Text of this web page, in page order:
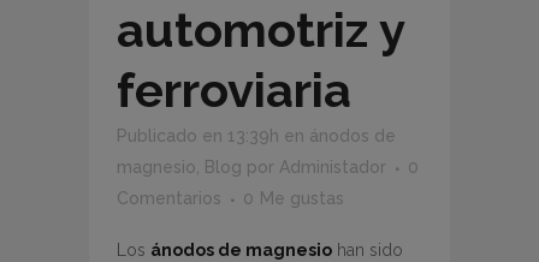
automotriz y
ferroviaria
Publicado en 13:39h en ánodos de
magnesio, Blog por Administador
0
Comentarios
0 Me gustas
Los ánodos de magnesio han sido